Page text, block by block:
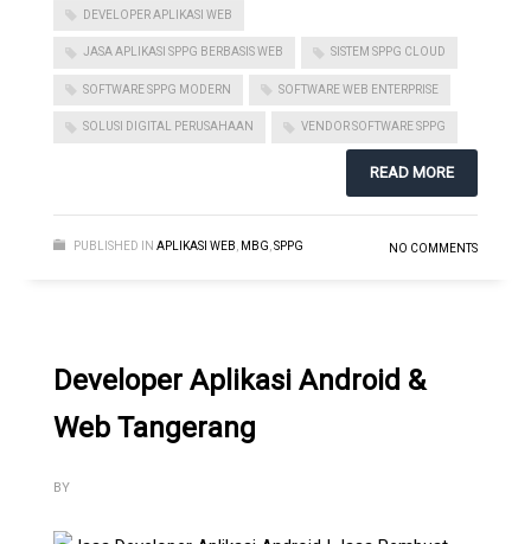
DEVELOPER APLIKASI WEB
JASA APLIKASI SPPG BERBASIS WEB SISTEM SPPG CLOUD
SOFTWARE SPPG MODERN SOFTWARE WEB ENTERPRISE
SOLUSI DIGITAL PERUSAHAAN VENDOR SOFTWARE SPPG
READ MORE
PUBLISHED IN APLIKASI WEB MBG SPPG NO COMMENTS
Developer Aplikasi Android &
Web Tangerang
BY